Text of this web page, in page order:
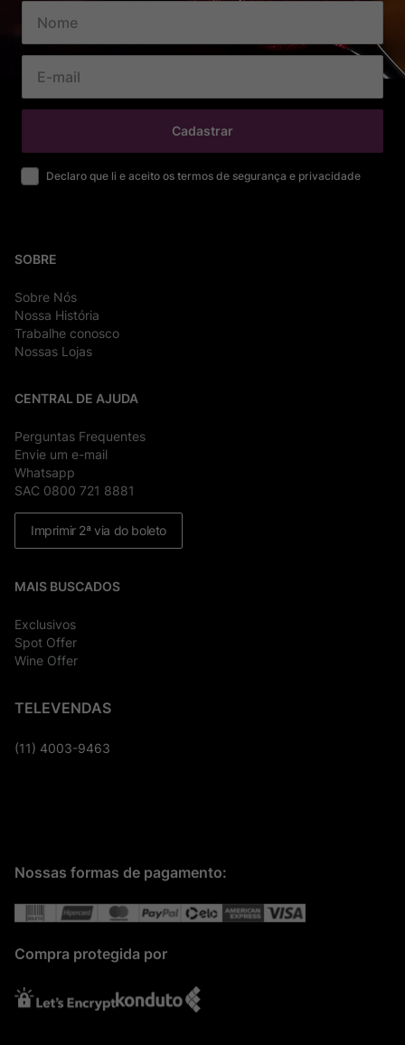
Cadastrar
Declaro que li e aceito os termos de segurança e privacidade
SOBRE
Sobre Nós
Nossa História
Trabalhe conosco
Nossas Lojas
CENTRAL DE AJUDA
Perguntas Frequentes
Envie um e-mail
Whatsapp
SAC 0800 721 8881
Imprimir 2ª via do boleto
MAIS BUSCADOS
Exclusivos
Spot Offer
Wine Offer
TELEVENDAS
(11) 4003-9463
Nossas formas de pagamento:
Compra protegida por